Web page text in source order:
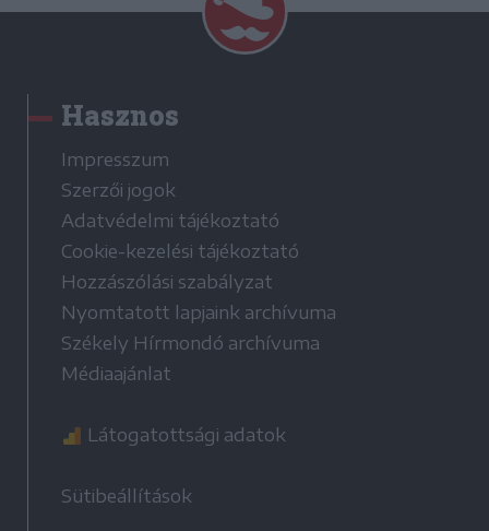
Hasznos
Impresszum
Szerzői jogok
Adatvédelmi tájékoztató
Cookie-kezelési tájékoztató
Hozzászólási szabályzat
Nyomtatott lapjaink archívuma
Székely Hírmondó archívuma
Médiaajánlat
Látogatottsági adatok
Sütibeállítások